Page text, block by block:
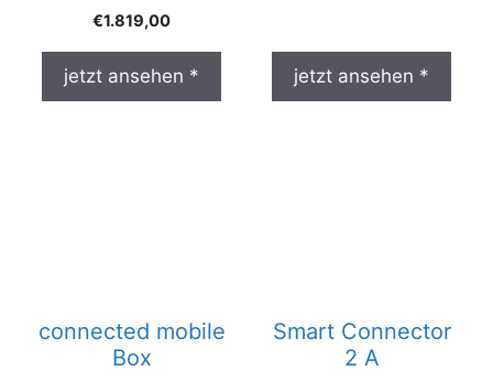
€1.819,00
jetzt ansehen * jetzt ansehen *
connected mobile
Box
Smart Connector
2 A